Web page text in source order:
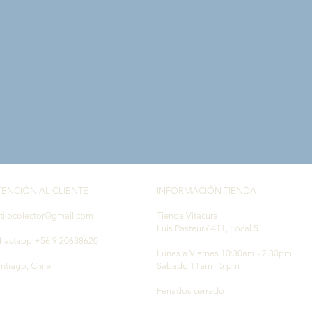
AL CLIENTE
+56 9 20638620
Chile
INFORMACIÓN TIENDA
Tienda Vitacura
Luis Pasteur 6411, Local 5
Lunes a Viernes 10:30am - 7.30pm
Sábado 11am - 5 pm
Feriados cerrado